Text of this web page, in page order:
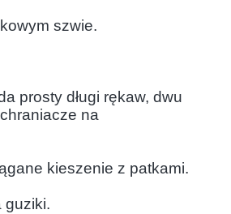
szwie.
prosty długi rękaw, dwu
na
kieszenie z patkami.
guziki.